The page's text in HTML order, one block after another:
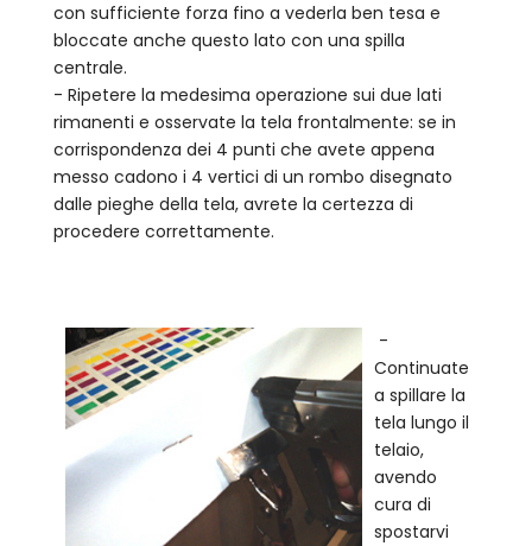
con sufficiente forza fino a vederla ben tesa e
bloccate anche questo lato con una spilla
centrale.
- Ripetere la medesima operazione sui due lati
rimanenti e osservate la tela frontalmente: se in
corrispondenza dei 4 punti che avete appena
messo cadono i 4 vertici di un rombo disegnato
dalle pieghe della tela, avrete la certezza di
procedere correttamente.
-
Continuate
a spillare la
tela lungo il
telaio,
avendo
cura di
spostarvi